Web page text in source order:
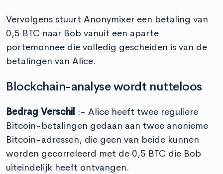
Vervolgens stuurt Anonymixer een betaling van
0,5 BTC naar Bob vanuit een aparte
portemonnee die volledig gescheiden is van de
betalingen van Alice.
Blockchain-analyse wordt nutteloos
Bedrag Verschil :- Alice heeft twee reguliere
Bitcoin-betalingen gedaan aan twee anonieme
Bitcoin-adressen, die geen van beide kunnen
worden gecorreleerd met de 0,5 BTC die Bob
uiteindelijk heeft ontvangen.